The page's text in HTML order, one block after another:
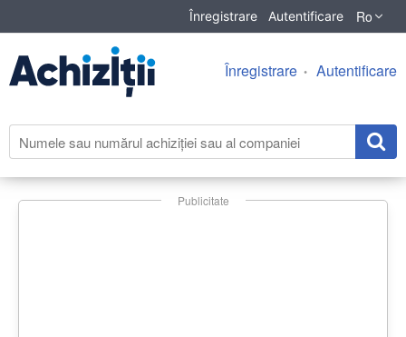
Înregistrare Autentificare Ro
Înregistrare Autentificare
Publicitate